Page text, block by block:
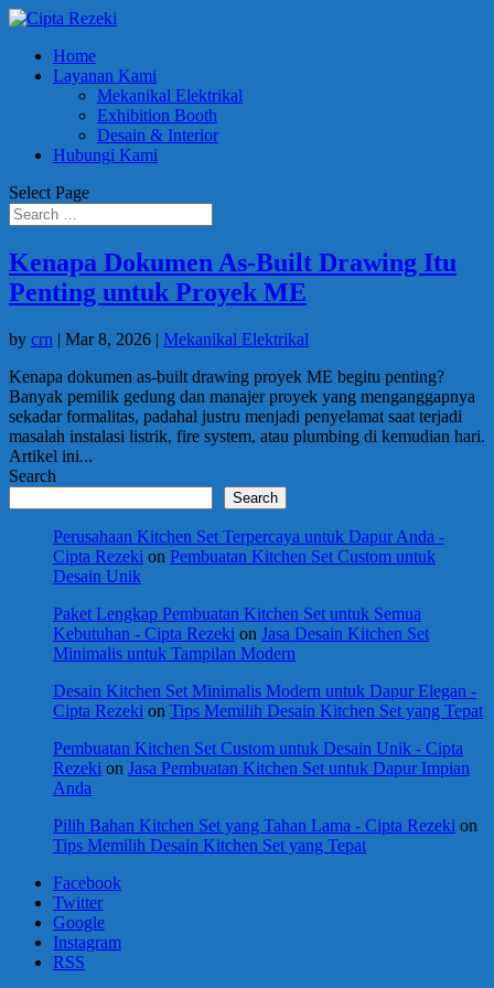
Home
Layanan Kami
Mekanikal Elektrikal
Exhibition Booth
Desain & Interior
Hubungi Kami
Select Page
Kenapa Dokumen As-Built Drawing Itu
Penting untuk Proyek ME
by crn | Mar 8, 2026 | Mekanikal Elektrikal
Kenapa dokumen as-built drawing proyek ME begitu penting?
Banyak pemilik gedung dan manajer proyek yang menganggapnya
sekadar formalitas, padahal justru menjadi penyelamat saat terjadi
masalah instalasi listrik, fire system, atau plumbing di kemudian hari.
Artikel ini...
Search
Search
Perusahaan Kitchen Set Terpercaya untuk Dapur Anda -
Cipta Rezeki on Pembuatan Kitchen Set Custom untuk
Desain Unik
Paket Lengkap Pembuatan Kitchen Set untuk Semua
Kebutuhan - Cipta Rezeki on Jasa Desain Kitchen Set
Minimalis untuk Tampilan Modern
Desain Kitchen Set Minimalis Modern untuk Dapur Elegan -
Cipta Rezeki on Tips Memilih Desain Kitchen Set yang Tepat
Pembuatan Kitchen Set Custom untuk Desain Unik - Cipta
Rezeki on Jasa Pembuatan Kitchen Set untuk Dapur Impian
Anda
Pilih Bahan Kitchen Set yang Tahan Lama - Cipta Rezeki on
Tips Memilih Desain Kitchen Set yang Tepat
Facebook
Twitter
Google
Instagram
RSS